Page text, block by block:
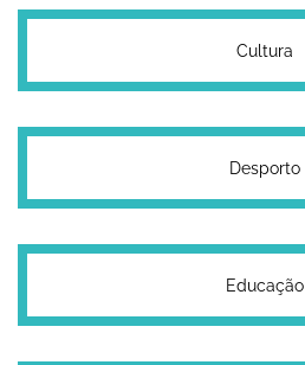
Cultura
Desporto
Educação